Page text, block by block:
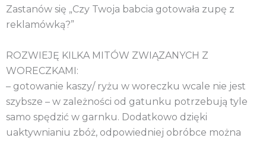
Zastanów się „Czy Twoja babcia gotowała zupę z
reklamówką?”
ROZWIEJĘ KILKA MITÓW ZWIĄZANYCH Z
WORECZKAMI:
– gotowanie kaszy/ ryżu w woreczku wcale nie jest
szybsze – w zależności od gatunku potrzebują tyle
samo spędzić w garnku. Dodatkowo dzięki
uaktywnianiu zbóż, odpowiedniej obróbce można